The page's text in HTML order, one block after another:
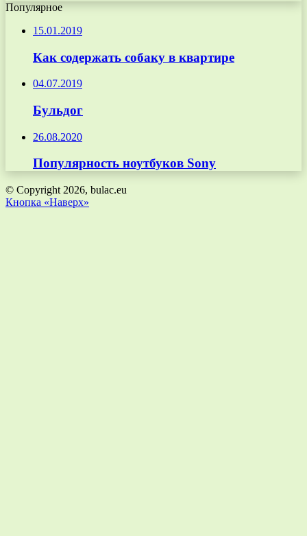
Популярное
15.01.2019
Как содержать собаку в квартире
04.07.2019
Бульдог
26.08.2020
Популярность ноутбуков Sony
© Copyright 2026, bulac.eu
Кнопка «Наверх»